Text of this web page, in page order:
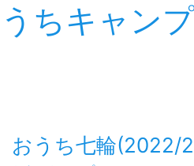
ちキャンプ
おうち七輪(2022/
お
う